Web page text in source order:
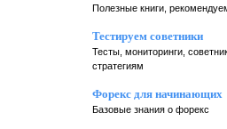
Полезные книги,
Тестируем советники
Тесты, мониторинги,
стратегиям
Форекс для начинающих
Базовые знания о форекс